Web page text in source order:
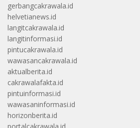
gerbangcakrawala.id
helvetianews.id
langitcakrawala.id
langitinformasi.id
pintucakrawala.id
wawasancakrawala.id
aktualberita.id
cakrawalafakta.id
pintuinformasi.id
wawasaninformasi.id
horizonberita.id